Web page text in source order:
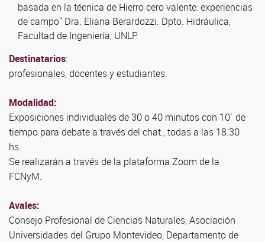
basada en la técnica de Hierro cero valente: experiencias
de campo" Dra. Eliana Berardozzi. Dpto. Hidráulica,
Facultad de Ingeniería, UNLP.
Destinatarios:
profesionales, docentes y estudiantes.
Modalidad:
Exposiciones individuales de 30 o 40 minutos con 10´ de
tiempo para debate a través del chat., todas a las 18.30
hs.
Se realizarán a través de la plataforma Zoom de la
FCNyM.
Avales:
Consejo Profesional de Ciencias Naturales, Asociación
Universidades del Grupo Montevideo, Departamento de